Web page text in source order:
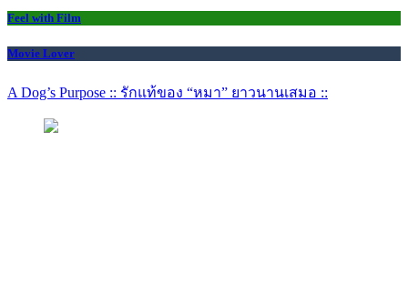
Feel with Film
Movie Lover
A Dog’s Purpose :: รักแท้ของ “หมา” ยาวนานเสมอ ::